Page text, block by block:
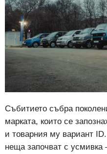
Събитието събра
марката, които се
и товарния му вариант
неща започват с